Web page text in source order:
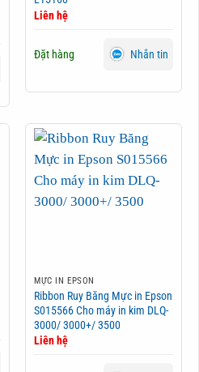
Liên hệ
Đặt hàng Nhắn tin
MỰC IN EPSON
Ribbon Ruy Băng Mực in Epson
S015566 Cho máy in kim DLQ-
3000/ 3000+/ 3500
Liên hệ